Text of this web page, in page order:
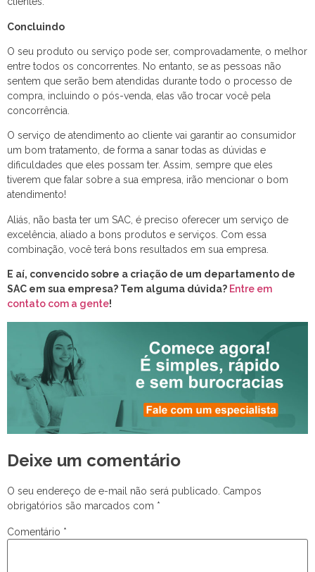
Concluindo
O seu produto ou serviço pode ser, comprovadamente, o melhor
entre todos os concorrentes. No entanto, se as pessoas não
sentem que serão bem atendidas durante todo o processo de
compra, incluindo o pós-venda, elas vão trocar você pela
concorrência.
O serviço de atendimento ao cliente vai garantir ao consumidor
um bom tratamento, de forma a sanar todas as dúvidas e
dificuldades que eles possam ter. Assim, sempre que eles
tiverem que falar sobre a sua empresa, irão mencionar o bom
atendimento!
Aliás, não basta ter um SAC, é preciso oferecer um serviço de
excelência, aliado a bons produtos e serviços. Com essa
combinação, você terá bons resultados em sua empresa.
E aí, convencido sobre a criação de um departamento de
SAC em sua empresa? Tem alguma dúvida? Entre em
contato com a gente!
Deixe um comentário
O seu endereço de e-mail não será publicado. Campos
obrigatórios são marcados com *
Comentário *